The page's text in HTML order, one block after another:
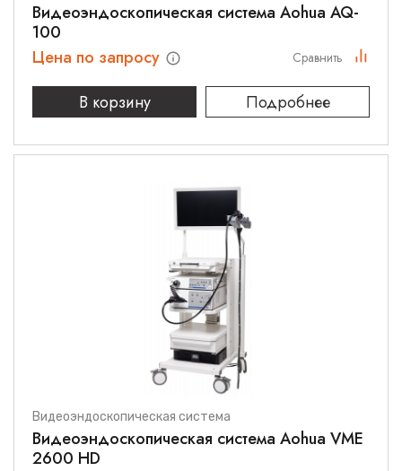
Видеоэндоскопическая система Aohua AQ-
100
Цена по запросу
В корзину
Подробнее
Сравнить
Видеоэндоскопическая система
Видеоэндоскопическая система Aohua VME
2600 HD